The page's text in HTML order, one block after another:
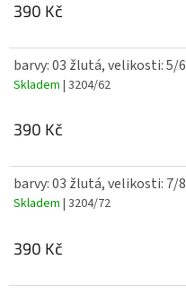
390 Kč
barvy: 03 žlutá, velikosti: 5/6
Skladem | 3204/62
390 Kč
barvy: 03 žlutá, velikosti: 7/8
Skladem | 3204/72
390 Kč